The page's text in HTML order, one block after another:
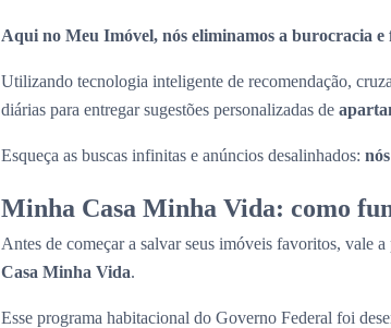
Aqui no Meu Imóvel, nós eliminamos a burocracia e
Utilizando tecnologia inteligente de recomendação,
diárias para entregar sugestões personalizadas de
Esqueça as buscas infinitas e anúncios desalinhados:
Minha Casa Minha Vida: como
Antes de começar a salvar seus imóveis favoritos, vale
Casa Minha Vida.
Esse programa habitacional do Governo Federal foi